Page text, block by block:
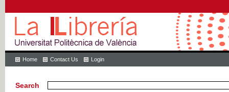
Home Contact Us Login
Search